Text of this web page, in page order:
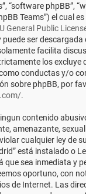
“software phpBB”,
Teams”) el cual
General Public
puede ser descargada
facilita
los excluye
conductas y/o
sobre phpBB, por
.
contenido
amenazante,
cualquier ley de
está instalado o
que sea inmediata y
oportuno, con
de Internet. Las